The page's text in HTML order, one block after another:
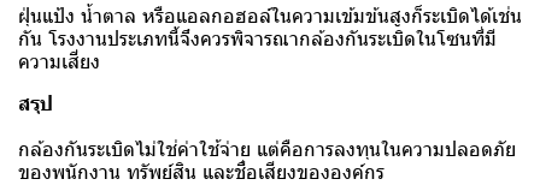
ฝุ่นแป้ง น้ำตาล หรือแอลกอฮอล์ในความเข้มข้นสูงก็ระเบิดได้เช่น
กัน โรงงานประเภทนี้จึงควรพิจารณากล้องกันระเบิดในโซนที่มี
ความเสี่ยง
สรุป
กล้องกันระเบิดไม่ใช่ค่าใช้จ่าย แต่คือการลงทุนในความปลอดภัย
ของพนักงาน ทรัพย์สิน และชื่อเสียงขององค์กร